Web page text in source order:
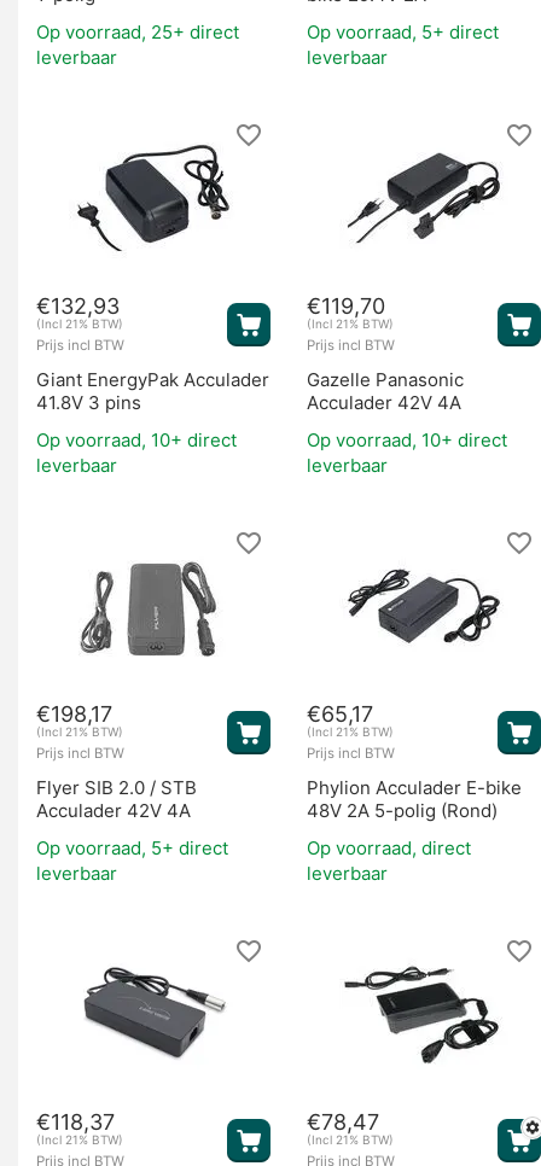
Op voorraad, 25+ direct
leverbaar
Op voorraad, 5+ direct
leverbaar
€132,93
(Incl 21% BTW)
Prijs incl BTW
Giant EnergyPak Acculader
41.8V 3 pins
Op voorraad, 10+ direct
leverbaar
€119,70
(Incl 21% BTW)
Prijs incl BTW
Gazelle Panasonic
Acculader 42V 4A
Op voorraad, 10+ direct
leverbaar
€198,17
(Incl 21% BTW)
Prijs incl BTW
Flyer SIB 2.0 / STB
Acculader 42V 4A
Op voorraad, 5+ direct
leverbaar
€65,17
(Incl 21% BTW)
Prijs incl BTW
Phylion Acculader E-bike
48V 2A 5-polig (Rond)
Op voorraad, direct
leverbaar
€118,37
(Incl 21% BTW)
Prijs incl BTW
€78,47
(Incl 21% BTW)
Prijs incl BTW